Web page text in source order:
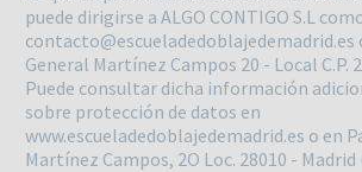
puede dirigirse a ALGO CONTIGO S.L
contacto@escueladedoblajedemadrid.es
General Martínez Campos 20 - Local C.P.
Puede consultar dicha información
sobre protección de datos en
www.escueladedoblajedemadrid.es o en
Martínez Campos, 2O Loc. 28010 - Madrid